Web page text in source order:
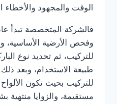
الوقت والمجهود والأخطاء
فالشركة المتخصصة تبدأ
وفحص الأرضية الأساسية،
للتركيب، ثم تحديد نوع
طبيعة الاستخدام، وبعد
للتركيب بحيث تكون
مستقيمة، والزوايا منتهية